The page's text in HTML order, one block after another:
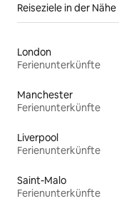
Reiseziele in der Nähe
London
Ferienunterkünfte
Manchester
Ferienunterkünfte
Liverpool
Ferienunterkünfte
Saint-Malo
Ferienunterkünfte